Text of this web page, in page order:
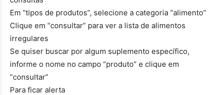
Em “tipos de produtos”, selecione a categoria “alimento”
Clique em “consultar” para ver a lista de alimentos
irregulares
Se quiser buscar por algum suplemento específico,
informe o nome no campo “produto” e clique em
“consultar”
Para ficar alerta